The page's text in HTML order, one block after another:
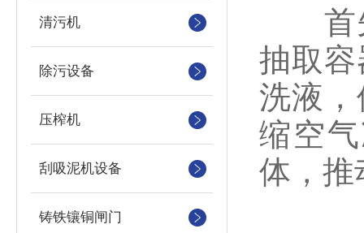
清污机
除污设备
压榨机
刮吸泥机设备
铸铁镶铜闸门
首先
抽取
洗液
缩空
体，推